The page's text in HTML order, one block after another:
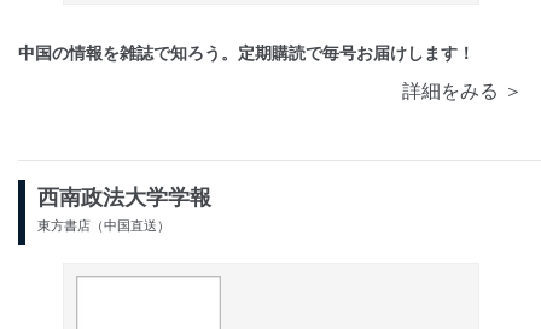
中国の情報を雑誌で知ろう。定期購読で毎号お届けします！
詳細をみる ＞
西南政法大学学報
東方書店（中国直送）